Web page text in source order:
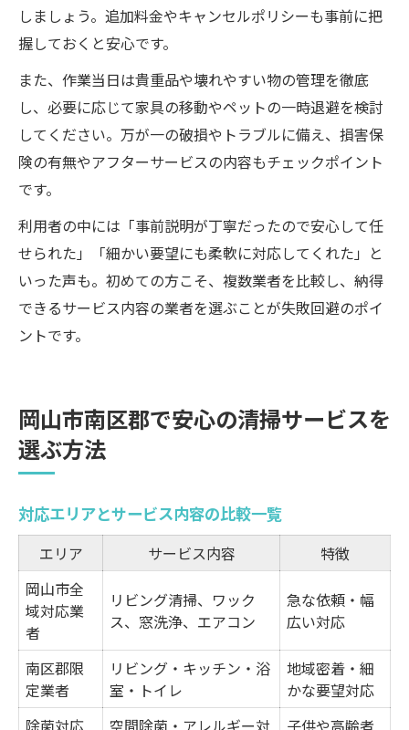
しましょう。追加料金やキャンセルポリシーも事前に把
握しておくと安心です。
また、作業当日は貴重品や壊れやすい物の管理を徹底
し、必要に応じて家具の移動やペットの一時退避を検討
してください。万が一の破損やトラブルに備え、損害保
険の有無やアフターサービスの内容もチェックポイント
です。
利用者の中には「事前説明が丁寧だったので安心して任
せられた」「細かい要望にも柔軟に対応してくれた」と
いった声も。初めての方こそ、複数業者を比較し、納得
できるサービス内容の業者を選ぶことが失敗回避のポイ
ントです。
岡山市南区郡で安心の清掃サービスを
選ぶ方法
対応エリアとサービス内容の比較一覧
エリア サービス内容
特徴
岡山市全
域対応業
者
リビング清掃、ワック
ス、窓洗浄、エアコン
急な依頼・幅
広い対応
南区郡限
定業者
リビング・キッチン・浴
室・トイレ
地域密着・細
かな要望対応
除菌対応
空間除菌・アレルギー対
子供や高齢者